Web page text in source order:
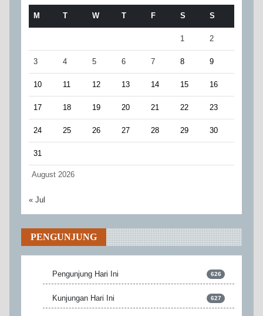
August 2026
M T W T F S S
1 2
3 4 5 6 7 8 9
10 11 12 13 14 15 16
17 18 19 20 21 22 23
24 25 26 27 28 29 30
31
« Jul
PENGUNJUNG
Pengunjung Hari Ini 626
Kunjungan Hari Ini 627